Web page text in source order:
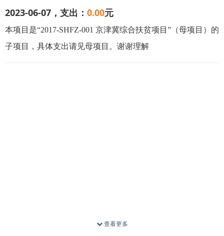
2023-06-07，支出： 0.00元
本项目是“2017-SHFZ-001 京津冀综合扶贫项目”（母项目）的
子项目， 具体支出请见母项目。谢谢理解
查看更多